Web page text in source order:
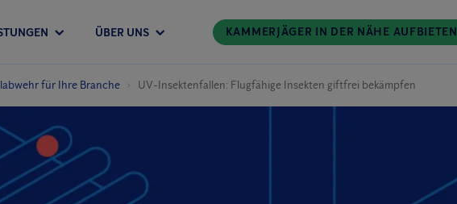
ÜBER UNS KAMMERJÄGER IN DER NÄHE AUFBIETEN
für Ihre Branche UV-Insektenfallen: Flugfähige Insekten giftfrei bekämpfen